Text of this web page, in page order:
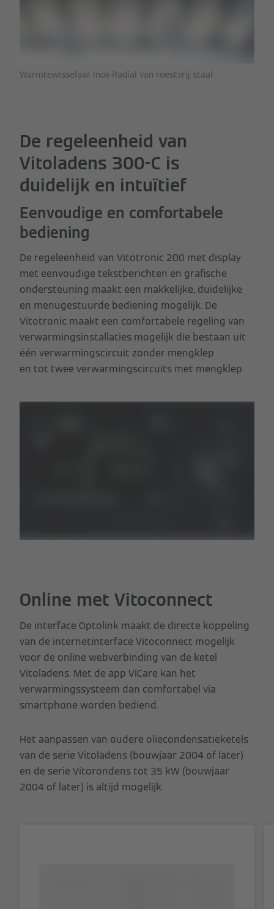
Warmtewisselaar Inox-Radial van roestvrij staal
De regeleenheid van
Vitoladens 300-C is
duidelijk en intuïtief
Eenvoudige en comfortabele
bediening
De regeleenheid van Vitotronic 200 met display
met eenvoudige tekstberichten en grafische
ondersteuning maakt een makkelijke, duidelijke
en menugestuurde bediening mogelijk. De
Vitotronic maakt een comfortabele regeling van
verwarmingsinstallaties mogelijk die bestaan uit
één verwarmingscircuit zonder mengklep
en tot twee verwarmingscircuits met mengklep.
Online met Vitoconnect
De interface Optolink maakt de directe koppeling
van de internetinterface Vitoconnect mogelijk
voor de online webverbinding van de ketel
Vitoladens. Met de app ViCare kan het
verwarmingssysteem dan comfortabel via
smartphone worden bediend.
Het aanpassen van oudere oliecondensatieketels
van de serie Vitoladens (bouwjaar 2004 of later)
en de serie Vitorondens tot 35 kW (bouwjaar
2004 of later) is altijd mogelijk.